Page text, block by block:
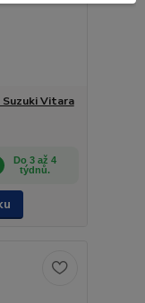
Suzuki Vitara
Do 3 až 4
týdnů.